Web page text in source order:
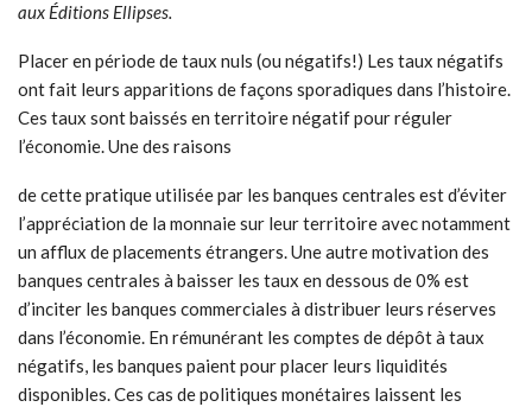
aux Éditions Ellipses.
Placer en période de taux nuls (ou négatifs!) Les taux négatifs
ont fait leurs apparitions de façons sporadiques dans l’histoire.
Ces taux sont baissés en territoire négatif pour réguler
l’économie. Une des raisons
de cette pratique utilisée par les banques centrales est d’éviter
l’appréciation de la monnaie sur leur territoire avec notamment
un afflux de placements étrangers. Une autre motivation des
banques centrales à baisser les taux en dessous de 0% est
d’inciter les banques commerciales à distribuer leurs réserves
dans l’économie. En rémunérant les comptes de dépôt à taux
négatifs, les banques paient pour placer leurs liquidités
disponibles. Ces cas de politiques monétaires laissent les